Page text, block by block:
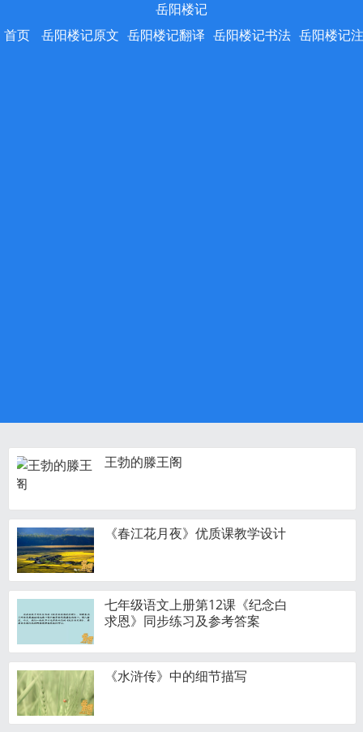
岳阳楼记
首页
岳阳楼记原文 岳阳楼记翻译 岳阳楼记书法 岳阳楼记
王勃的滕王阁
《春江花月夜》优质课教学设计
七年级语文上册第12课《纪念白
求恩》同步练习及参考答案
《水浒传》中的细节描写